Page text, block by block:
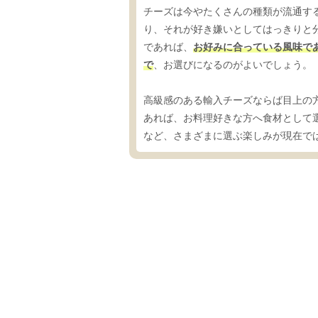
チーズは今やたくさんの種類が流通
り、それが好き嫌いとしてはっきり
であれば、 お好みに合っている風味で
で、お選びになるのがよいでしょう。
高級感のある輸入チーズならば目上
あれば、お料理好きな方へ食材とし
など、さまざまに選ぶ楽しみが現在で